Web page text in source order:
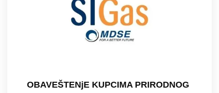
OBAVEŠTENjE KUPCIMA PRIRODNOG